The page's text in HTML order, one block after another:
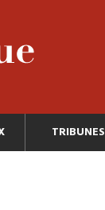
TRIBUNES